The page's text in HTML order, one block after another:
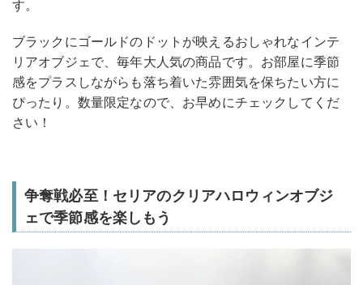
す。
ブラックにゴールドのドットが映えるおしゃれなインテ
リアオブジェで、毎年大人気の商品です。お部屋に季節
感をプラスしながらも落ち着いた雰囲気を保ちたい方に
ぴったり。数量限定なので、お早めにチェックしてくだ
さい！
争奪戦必至！セリアのクリアハロウィンオブジ
ェで季節感を楽しもう